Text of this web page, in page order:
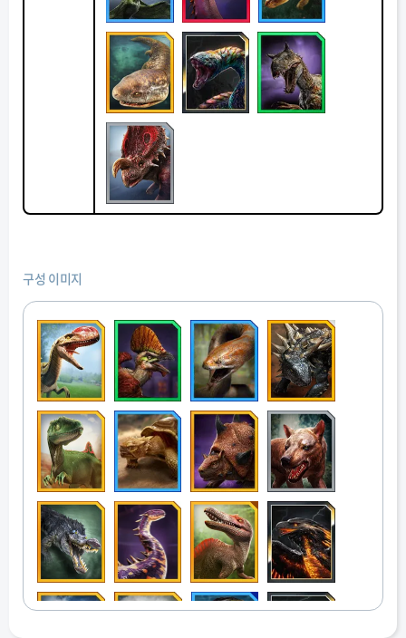
구성 이미지